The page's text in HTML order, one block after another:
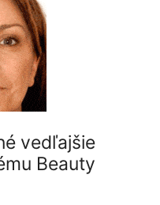
vedľajšie
Beauty